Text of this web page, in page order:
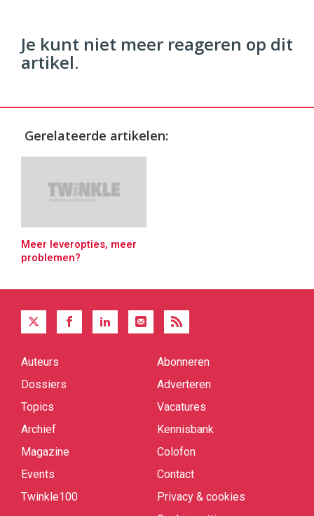
Je kunt niet meer reageren op dit
artikel.
Gerelateerde artikelen:
Meer leveropties, meer
problemen?
Quick
Auteurs
Dossiers
Topics
Archief
Magazine
Events
Twinkle100
Abonneren
Adverteren
Vacatures
Kennisbank
Colofon
Contact
Privacy & cookies